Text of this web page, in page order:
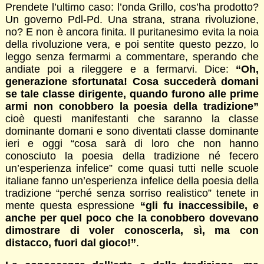
Prendete l’ultimo caso: l’onda Grillo, cos’ha prodotto?
Un governo Pdl-Pd. Una strana, strana rivoluzione,
no? E non è ancora finita. Il puritanesimo evita la noia
della rivoluzione vera, e poi sentite questo pezzo, lo
leggo senza fermarmi a commentare, sperando che
andiate poi a rileggere e a fermarvi. Dice: “Oh,
generazione sfortunata! Cosa succederà domani
se tale classe dirigente, quando furono alle prime
armi non conobbero la poesia della tradizione”
cioè questi manifestanti che saranno la classe
dominante domani e sono diventati classe dominante
ieri e oggi “cosa sarà di loro che non hanno
conosciuto la poesia della tradizione né fecero
un’esperienza infelice” come quasi tutti nelle scuole
italiane fanno un’esperienza infelice della poesia della
tradizione “perché senza sorriso realistico” tenete in
mente questa espressione “gli fu inaccessibile, e
anche per quel poco che la conobbero dovevano
dimostrare di voler conoscerla, sì, ma con
distacco, fuori dal gioco!”.